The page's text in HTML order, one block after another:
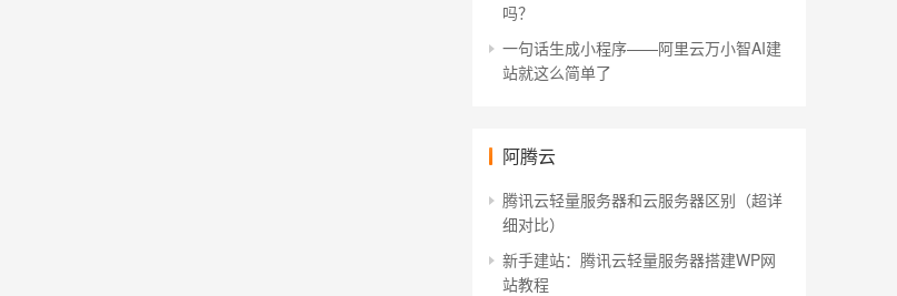
吗？
一句话生成小程序——阿里云万小智AI建
站就这么简单了
阿腾云
腾讯云轻量服务器和云服务器区别（超详
细对比）
新手建站：腾讯云轻量服务器搭建WP网
站教程